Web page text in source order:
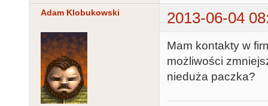
Adam Klobukowski 2013-06-04
Mam kontakty w
możliwości
nieduża paczka?